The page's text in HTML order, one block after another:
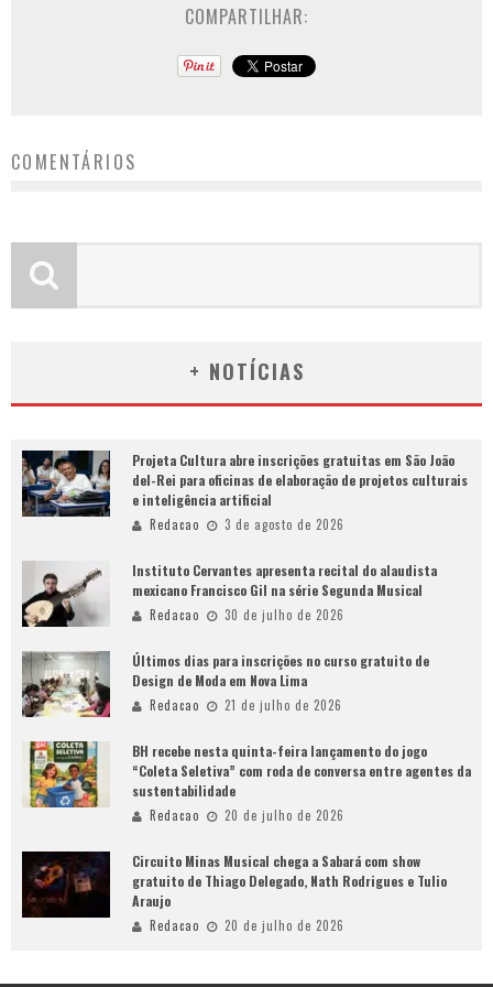
COMPARTILHAR:
COMENTÁRIOS
+ NOTÍCIAS
Projeta Cultura abre inscrições gratuitas em São João
del-Rei para oficinas de elaboração de projetos culturais
e inteligência artificial
Redacao 3 de agosto de 2026
Instituto Cervantes apresenta recital do alaudista
mexicano Francisco Gil na série Segunda Musical
Redacao 30 de julho de 2026
Últimos dias para inscrições no curso gratuito de
Design de Moda em Nova Lima
Redacao 21 de julho de 2026
BH recebe nesta quinta-feira lançamento do jogo
“Coleta Seletiva” com roda de conversa entre agentes da
sustentabilidade
Redacao 20 de julho de 2026
Circuito Minas Musical chega a Sabará com show
gratuito de Thiago Delegado, Nath Rodrigues e Tulio
Araujo
Redacao 20 de julho de 2026